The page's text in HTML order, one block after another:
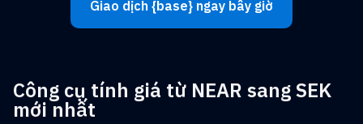
Giao dịch {base} ngay bây giờ
Công cụ tính giá từ NEAR sang SEK
mới nhất